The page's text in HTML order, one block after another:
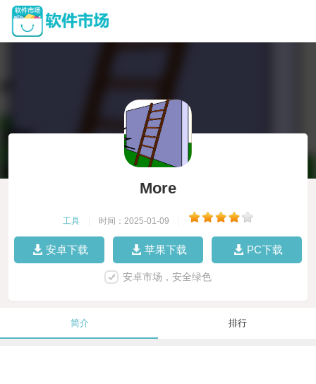
More
工具 时间：2025-01-09
安卓下载 苹果下载 PC下载
安卓市场，安全绿色
简介 排行